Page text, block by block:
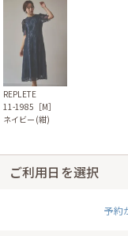
REPLETE
11-1985［M］
ネイビー(紺)
ご利用日を選択
予約